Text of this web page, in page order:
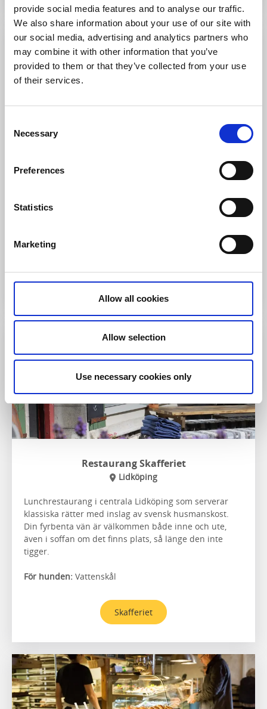
provide social media features and to analyse our traffic.
We also share information about your use of our site with
our social media, advertising and analytics partners who
may combine it with other information that you’ve
provided to them or that they’ve collected from your use
of their services.
Selection
Necessary
Preferences
Statistics
Marketing
Allow all cookies
Allow selection
Use necessary cookies only
Välkomna till Lilla Bageriet, ett mysigt café i centrala
För hunden:
Restaurang Skafferiet
Lidköping
Lunchrestaurang i centrala Lidköping som serverar
klassiska rätter med inslag av svensk husmanskost.
Din fyrbenta vän är välkommen både inne och ute,
även i soffan om det finns plats, så länge den inte
tigger.
För hunden: Vattenskål
Skafferiet